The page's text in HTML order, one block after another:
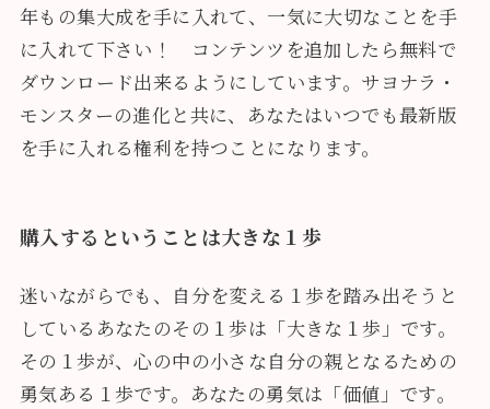
年もの集大成を手に入れて、一気に大切なことを手
に入れて下さい！ コンテンツを追加したら無料で
ダウンロード出来るようにしています。サヨナラ・
モンスターの進化と共に、あなたはいつでも最新版
を手に入れる権利を持つことになります。
購入するということは大きな１歩
迷いながらでも、自分を変える１歩を踏み出そうと
しているあなたのその１歩は「大きな１歩」です。
その１歩が、心の中の小さな自分の親となるための
勇気ある１歩です。あなたの勇気は「価値」です。